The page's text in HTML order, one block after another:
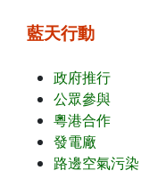
藍天行動
政府推行
公眾參與
粵港合作
發電廠
路邊空氣污染